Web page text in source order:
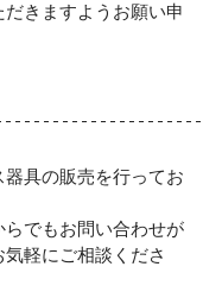
きますようお願い申
器具の販売を行ってお
らでもお問い合わせが
軽にご相談くださ